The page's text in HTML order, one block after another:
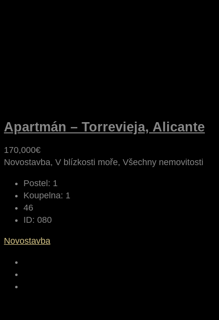
Apartmán – Torrevieja, Alicante
170,000€
Novostavba, V blízkosti moře, Všechny nemovitosti
Postel: 1
Koupelna: 1
46
ID: 080
Novostavba